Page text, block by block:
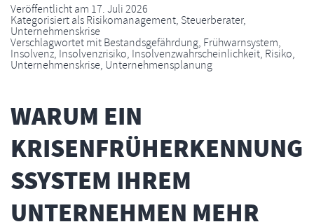
Veröffentlicht am 17. Juli 2026
Kategorisiert alsRisikomanagement, Steuerberater,
Unternehmenskrise
Verschlagwortet mitBestandsgefährdung, Frühwarnsystem,
Insolvenz, Insolvenzrisiko, Insolvenzwahrscheinlichkeit, Risiko,
Unternehmenskrise, Unternehmensplanung
WARUM EIN
KRISENFRÜHERKENNUNG
SSYSTEM IHREM
UNTERNEHMEN MEHR